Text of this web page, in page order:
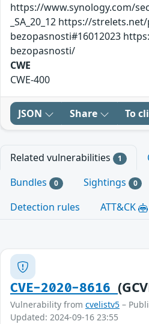
https://www.synology.com/
_SA_20_12 https://
bezopasnosti#16012023
bezopasnosti/
CWE
CWE-400
JSON Share To
Related vulnerabilities 1
Bundles 0 Sightings 0
Detection rules
ATT&CK
CVE-2020-8616
Vulnerability from cvelistv5 –
Updated: 2024-09-16 23:55